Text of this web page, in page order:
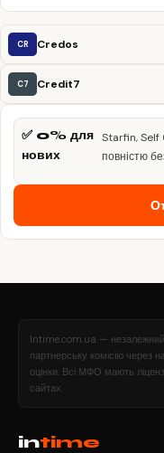
CR Credos
C7 Credit7
✅ 0% для
нових
Starfin,
повністю
Intime.com.ua —
партнерську комісію через
оцінки. Всі МФО мають
сайтах.
intime